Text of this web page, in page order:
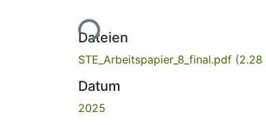
Lade...
Dateien
STE_Arbeitspapier_8_final.pdf (2.28
Datum
2025